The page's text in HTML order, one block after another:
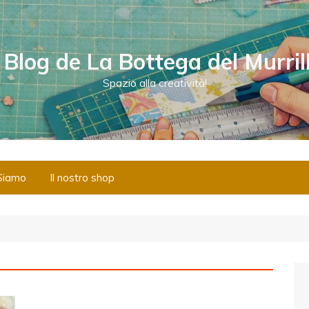
de La Bottega del
Spazio alla creatività!
Il nostro shop